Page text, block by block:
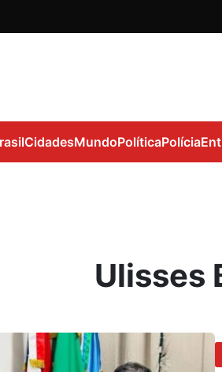
CidadesMundoPolíticaPolícia
Ulisses